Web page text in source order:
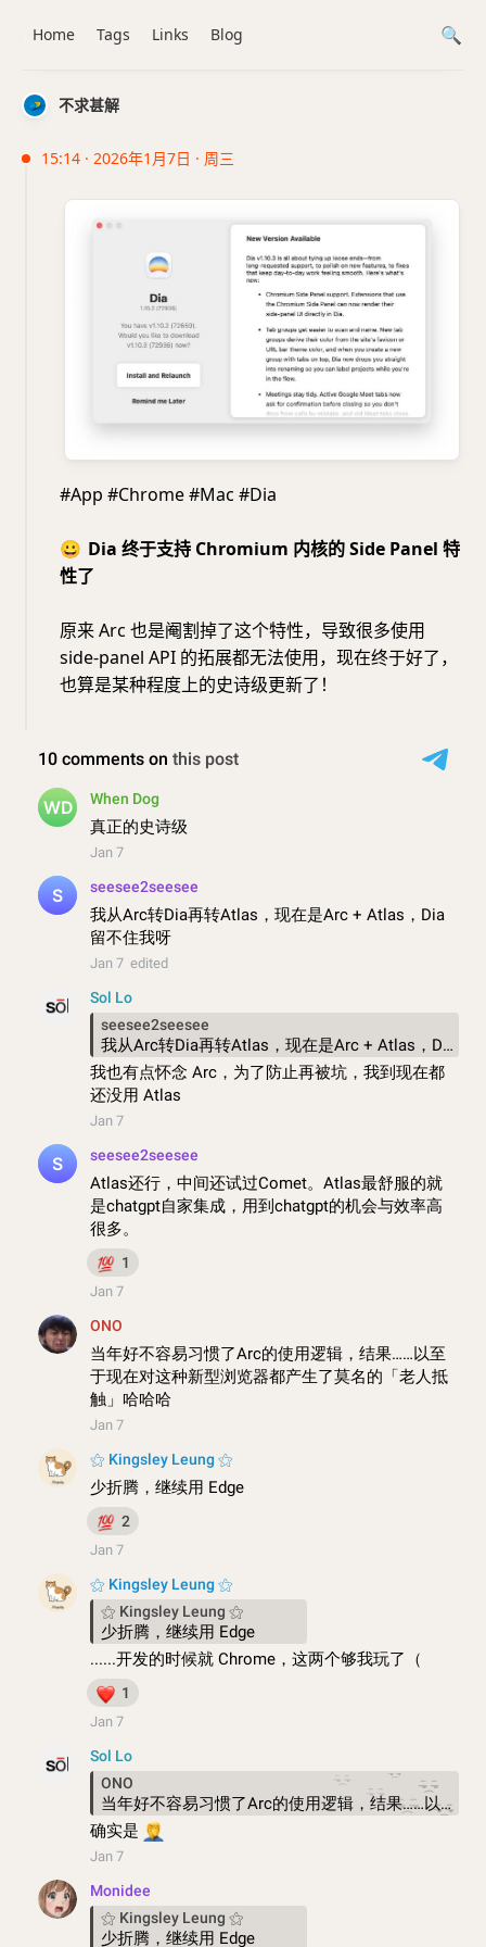
不求甚解
15:14 · 2026年1月7日 · 周三
#App #Chrome #Mac #Dia
😀 Dia 终于支持 Chromium 内核的 Side Panel 特
性了
原来 Arc 也是阉割掉了这个特性，导致很多使用
side-panel API 的拓展都无法使用，现在终于好了，
也算是某种程度上的史诗级更新了！
Home Tags Links Blog